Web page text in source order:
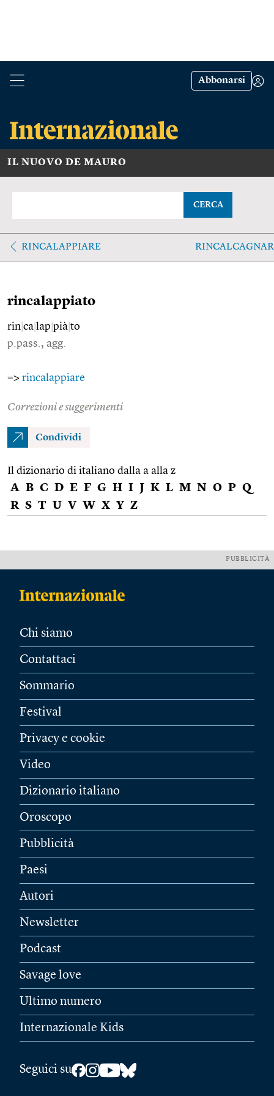
Abbonarsi
IL NUOVO DE MAURO
CERCA
RINCALAPPIARE
rincalappiato
rin ca lap pià to
p.pass., agg.
=> rincalappiare
Correzioni e suggerimenti
Condividi
Il dizionario di italiano dalla a alla z
A B C D E F G H I J K L M N O P Q
R S T U V W X Y Z
PUBBLICITÀ
Chi siamo
Contattaci
Sommario
Festival
Privacy e cookie
Video
Dizionario italiano
Oroscopo
Pubblicità
Paesi
Autori
Newsletter
Podcast
Savage love
Ultimo numero
Internazionale Kids
Seguici su